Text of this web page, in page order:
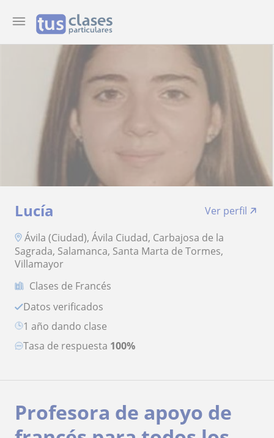
Lucía
Ver perfil
Ávila (Ciudad), Ávila Ciudad, Carbajosa de la
Sagrada, Salamanca, Santa Marta de Tormes,
Villamayor
Clases de Francés
Datos verificados
1 año dando clase
Tasa de respuesta 100%
Profesora de apoyo de